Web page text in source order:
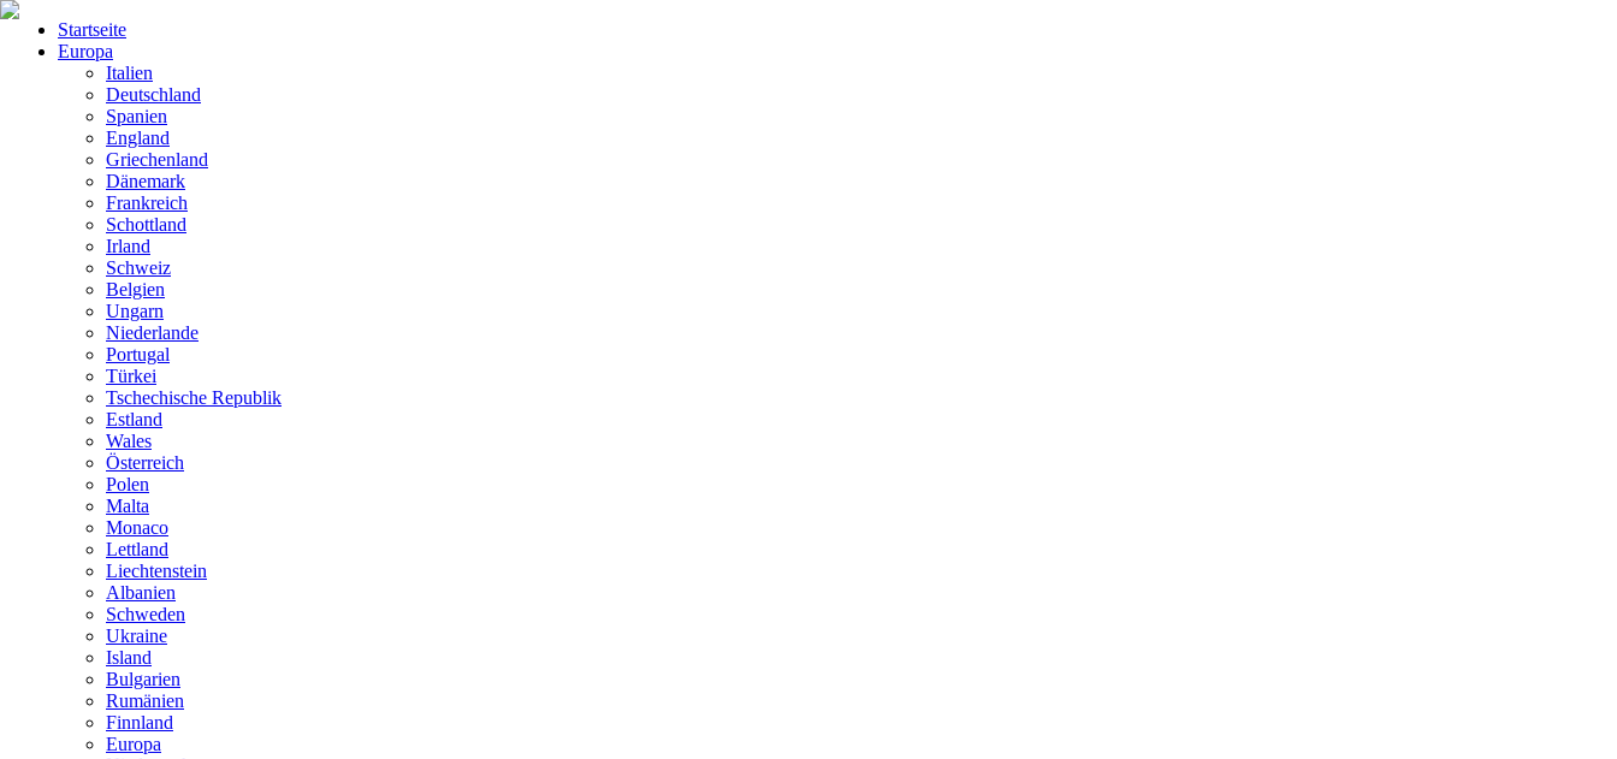
Startseite
Europa
Italien
Deutschland
Spanien
England
Griechenland
Dänemark
Frankreich
Schottland
Irland
Schweiz
Belgien
Ungarn
Niederlande
Portugal
Türkei
Tschechische Republik
Estland
Wales
Österreich
Polen
Malta
Monaco
Lettland
Liechtenstein
Albanien
Schweden
Ukraine
Island
Bulgarien
Rumänien
Finnland
Europa